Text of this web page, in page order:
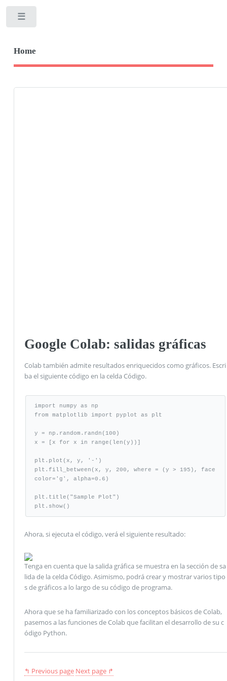
Home
Google Colab: salidas gráficas
Colab también admite resultados enriquecidos como gráficos. Escri
ba el siguiente código en la celda Código.
import numpy as np
from matplotlib import pyplot as plt
y = np.random.randn(100)
x = [x for x in range(len(y))]
plt.plot(x, y, '-')
plt.fill_between(x, y, 200, where = (y > 195), face
color='g', alpha=0.6)
plt.title("Sample Plot")
plt.show()
Ahora, si ejecuta el código, verá el siguiente resultado:
Tenga en cuenta que la salida gráfica se muestra en la sección de sa
lida de la celda Código. Asimismo, podrá crear y mostrar varios tipo
s de gráficos a lo largo de su código de programa.
Ahora que se ha familiarizado con los conceptos básicos de Colab,
pasemos a las funciones de Colab que facilitan el desarrollo de su c
ódigo Python.
↰ Previous page Next page ↱